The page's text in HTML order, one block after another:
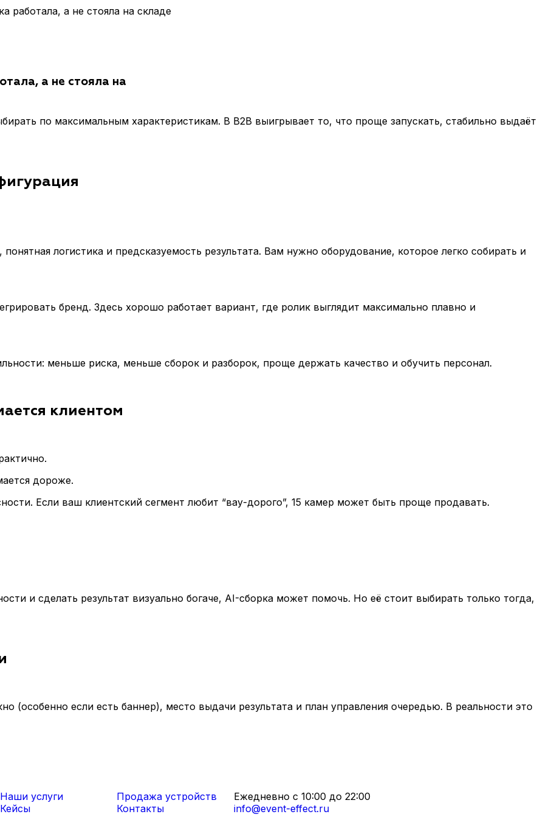
работала, а не стояла на складе
а не стояла на
по максимальным характеристикам. В B2B выигрывает то, что проще запускать, стабильно выдаёт
логистика и предсказуемость результата. Вам нужно оборудование, которое легко собирать и
бренд. Здесь хорошо работает вариант, где ролик выглядит максимально плавно и
меньше риска, меньше сборок и разборок, проще держать качество и обучить персонал.
клиентом
дороже.
Если ваш клиентский сегмент любит “вау-дорого”, 15 камер может быть проще продавать.
и сделать результат визуально богаче, AI-сборка может помочь. Но её стоит выбирать только тогда,
(особенно если есть баннер), место выдачи результата и план управления очередью. В реальности это
Наши услуги
Продажа устройств
Кейсы
Контакты
Ежедневно с 10:00 до 22:00
info@event-effect.ru